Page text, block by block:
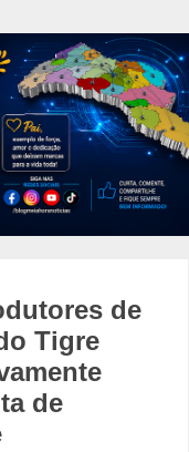
de
Tigre
de